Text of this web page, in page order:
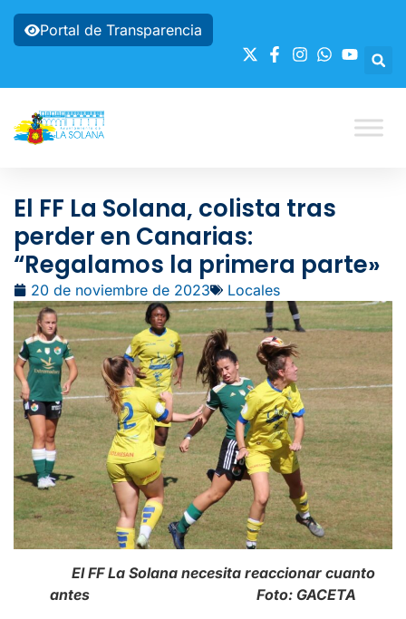
Portal de Transparencia
El FF La Solana, colista tras
perder en Canarias:
“Regalamos la primera parte»
20 de noviembre de 2023 Locales
El FF La Solana necesita reaccionar cuanto
antes Foto: GACETA